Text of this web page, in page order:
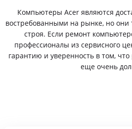
Компьютеры Acer являются
востребованными на рынке, но они
строя. Если ремонт
профессионалы из сервисного
гарантию и уверенность в том, что
еще очень